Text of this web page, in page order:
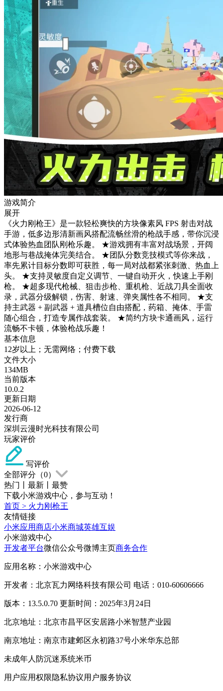
游戏简介
展开
《火力刚枪王》是一款轻松爽快的方块像素风 FPS 射击对战
手游，低多边形清新画风搭配流畅丝滑的枪战手感，带你沉浸
式体验热血团队刚枪乐趣。 ★游戏拥有丰富对战场景，开阔
地形与巷战掩体完美结合。 ★团队分数竞技模式等你来战，
率先累计目标分数即可获胜，每一局对战都紧张刺激、热血上
头。 ★支持灵敏度自定义调节、一键自动开火，快速上手刚
枪。 ★超多现代枪械、狙击步枪、重机枪、近战刀具全面收
录，武器分级解锁，伤害、射速、弹夹属性各不相同。 ★支
持主武器 + 副武器 + 道具槽位自由搭配，药箱、掩体、手雷
随心组合，打造专属作战套装。 ★简约方块卡通画风，运行
流畅不卡顿，体验枪战乐趣！
基本信息
12岁以上；无需网络；付费下载
文件大小
134MB
当前版本
10.0.2
更新日期
2026-06-12
发行商
深圳云漫时光科技有限公司
玩家评价
写评价
全部评分（0）
热门
最新
最赞
下载小米游戏中心，参与互动！
首页 > 火力刚枪王
友情链接
小米应用商店小米商城英雄互娱
小米游戏中心
开发者平台微信公众号微博主页商务合作
应用名称：小米游戏中心
开发者：北京瓦力网络科技有限公司 电话：010-60606666
版本：13.5.0.70 更新时间：2025年3月24日
北京地址：北京市昌平区安居路小米智慧产业园
南京地址：南京市建邺区永初路37号小米华东总部
未成年人防沉迷系统米币
用户应用权限隐私协议用户服务协议